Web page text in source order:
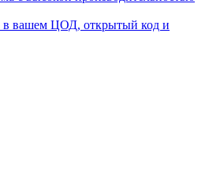
в вашем ЦОД, открытый код и